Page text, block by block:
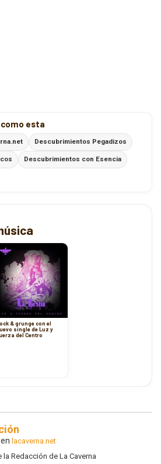
esta
Descubrimientos Pegadizos
Descubrimientos con Esencia
& grunge con el
single de Luz y
del Centro
lacaverna.net
la Redacción de La Caverna